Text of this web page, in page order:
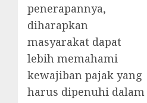
penerapannya,
diharapkan
masyarakat dapat
lebih memahami
kewajiban pajak yang
harus dipenuhi dalam